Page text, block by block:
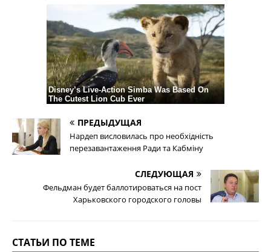
ПРЕДЫДУЩАЯ
Нардеп висловилась про необхідність
перезавантаження Ради та Кабміну
СЛЕДУЮЩАЯ
Фельдман будет баллотироваться на пост
Харьковского городского головы
СТАТЬИ ПО ТЕМЕ